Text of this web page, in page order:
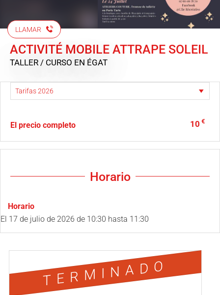
LLAMAR
ACTIVITÉ MOBILE ATTRAPE SOLEIL
TALLER / CURSO EN ÉGAT
El precio completo 10 €
Horario
Horario
El 17 de julio de 2026 de 10:30 hasta 11:30
TERMINADO